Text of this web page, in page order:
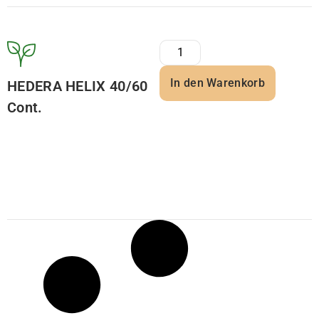
HEDERA HELIX 40/60
Cont.
In den Warenkorb